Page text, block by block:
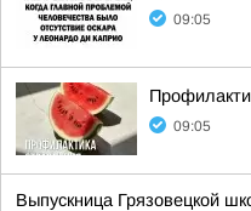
09:05
09:05
Выпускница Грязовецкой